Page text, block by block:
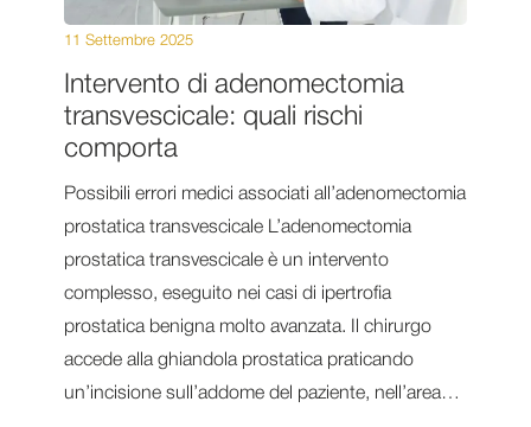
Intervento di adenomectomia
transvescicale: quali rischi
comporta
11 Settembre 2025
Possibili errori medici associati all’adenomectomia
prostatica transvescicale L’adenomectomia
prostatica transvescicale è un intervento
complesso, eseguito nei casi di ipertrofia
prostatica benigna molto avanzata. Il chirurgo
accede alla ghiandola prostatica praticando
un’incisione sull’addome del paziente, nell’area…